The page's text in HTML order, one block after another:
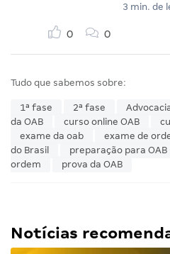
3 min. de
0 0
Tudo que sabemos sobre:
1ª fase 2ª fase
da OAB
curso online OAB
exame da oab
exame de
do Brasil
preparação para OAB
ordem
prova da OAB
Notícias